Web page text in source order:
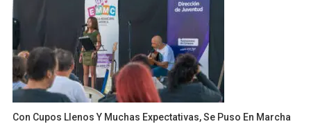
Con Cupos Llenos Y Muchas Expectativas, Se Puso En Marcha